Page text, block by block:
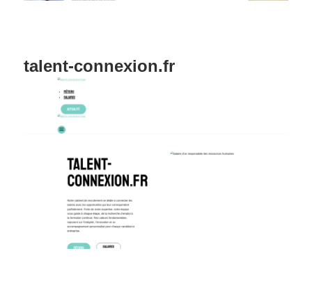
talent-connexion.fr